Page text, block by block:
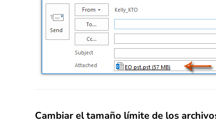
Cambiar el tamaño límite de los